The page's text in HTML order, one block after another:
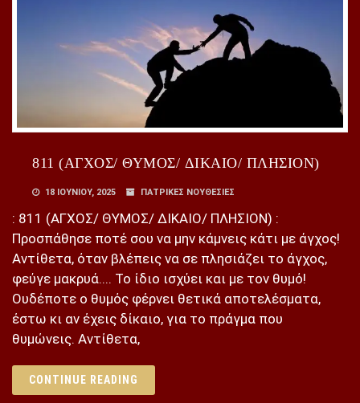
811 (ΑΓΧΟΣ/ ΘΥΜΟΣ/ ΔΙΚΑΙΟ/ ΠΛΗΣΙΟΝ)
18 ΙΟΥΝΊΟΥ, 2025 ΠΑΤΡΙΚΕΣ ΝΟΥΘΕΣΙΕΣ
: 811 (ΑΓΧΟΣ/ ΘΥΜΟΣ/ ΔΙΚΑΙΟ/ ΠΛΗΣΙΟΝ) :
Προσπάθησε ποτέ σου να μην κάμνεις κάτι με άγχος!
Αντίθετα, όταν βλέπεις να σε πλησιάζει το άγχος,
φεύγε μακρυά.... Το ίδιο ισχύει και με τον θυμό!
Ουδέποτε ο θυμός φέρνει θετικά αποτελέσματα,
έστω κι αν έχεις δίκαιο, για το πράγμα που
θυμώνεις. Αντίθετα,
CONTINUE READING